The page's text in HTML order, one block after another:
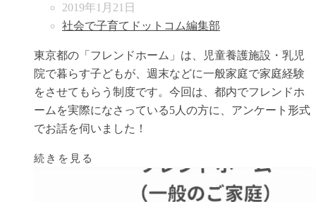
2019年1月21日
社会で子育てドットコム編集部
東京都の「フレンドホーム」は、児童養護施設・乳児
院で暮らす子どもが、週末などに一般家庭で家庭経験
をさせてもらう制度です。今回は、都内でフレンドホ
ームを実際になさっている5人の方に、アンケート形式
でお話を伺いました！
続きを見る